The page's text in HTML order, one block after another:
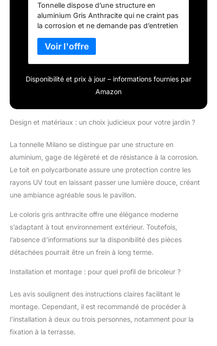
Anthracite, 309cm x 309cm
Tonnelle dispose d’une structure en
aluminium Gris Anthracite qui ne craint pas
la corrosion et ne demande pas d’entretien
et galvanisé pour ne pas rouiller Les
panneaux de toit sont également
prédécoupés pour être assemblés
facilement Elle est traitée contre les UV
à toute la visserie incluse
Disponibilité et prix à jour – informations fournies par
Amazon
Design et matériaux : un choix judicieux pour votre jardin ?
La tonnelle Milano se distingue par une structure en
aluminium, gage de légèreté et de résistance à la corrosion.
Le toit en polycarbonate assure une protection contre les
rayons UV tout en laissant passer une lumière douce, créant
une ambiance agréable sous le pavillon.
Le coloris gris anthracite offre une élégance moderne
s’adaptant à tout environnement extérieur. Toutefois,
l’absence d’informations sur la disponibilité des pièces
détachées pourrait être un frein à long terme.
Installation et montage : pour quel profil de bricoleur ?
Les avis soulignent des instructions claires facilitant le
montage. Cependant, il est recommandé de procéder à
l’installation à deux ou trois personnes, notamment pour la
fixation à la terrasse.